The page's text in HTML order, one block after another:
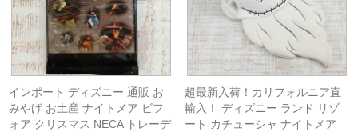
インポート ディズニー 通販 お
みやげ お土産 ナイトメア ビフ
ォア クリスマス NECA トレーデ
超最新入荷！カリフォルニア直
輸入！ ディズニー ランド リゾ
ート カチューシャ ナイトメア